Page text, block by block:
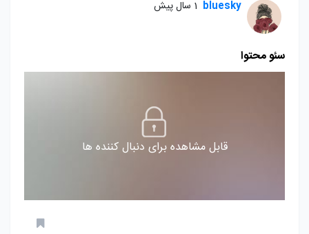
bluesky 1 سال پیش
سئو محتوا
قابل مشاهده برای دنبال کننده ها